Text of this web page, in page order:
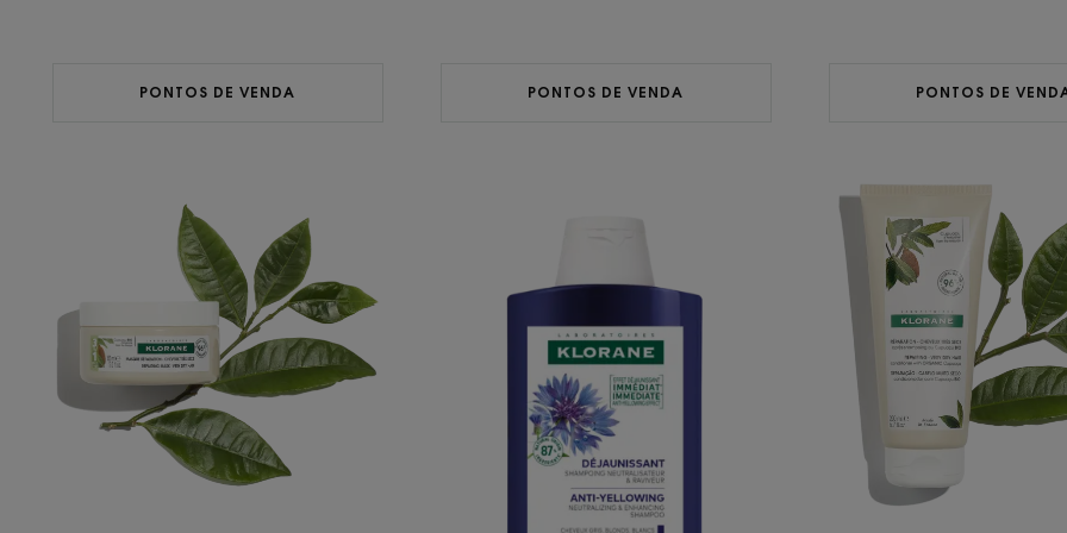
PONTOS DE VENDA PONTOS DE VENDA PONTOS DE
Reparação
com
Cupuaçu
BIO
3 em 1
BIO
com
BIO